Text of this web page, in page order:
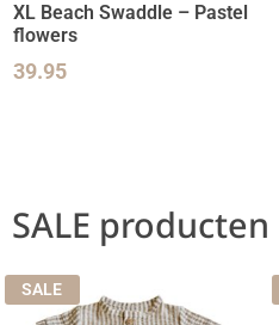
XL Beach Swaddle – Pastel
flowers
39.95
SALE producten
SALE